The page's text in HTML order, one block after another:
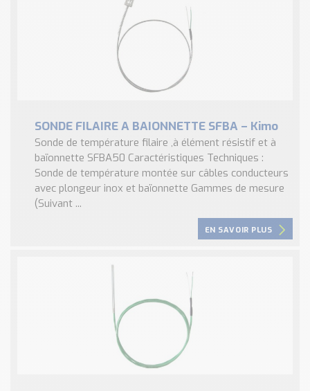
SONDE FILAIRE A BAIONNETTE SFBA – Kimo
Sonde de température filaire ,à élément résistif et à
baïonnette SFBA50 Caractéristiques Techniques :
Sonde de température montée sur câbles conducteurs
avec plongeur inox et baïonnette Gammes de mesure
(Suivant ...
EN SAVOIR PLUS